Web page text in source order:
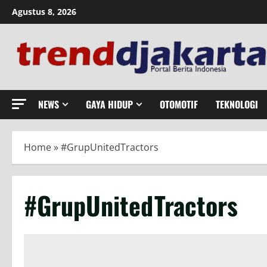
Skip
to
Agustus 8, 2026
NEWS GAYA HIDUP OTOMOTIF TEKNOLOGI
Home»#GrupUnitedTractors
#GrupUnitedTractors